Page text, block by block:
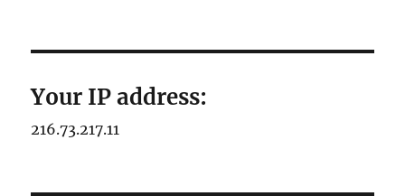
Your IP address:
216.73.217.11